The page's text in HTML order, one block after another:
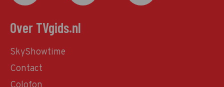
Over TVgids.nl
SkyShowtime
Contact